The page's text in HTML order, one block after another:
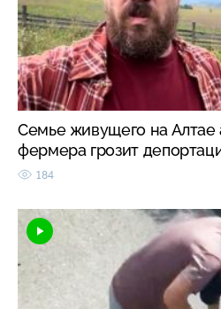
Семье живущего на Алтае
фермера грозит
184